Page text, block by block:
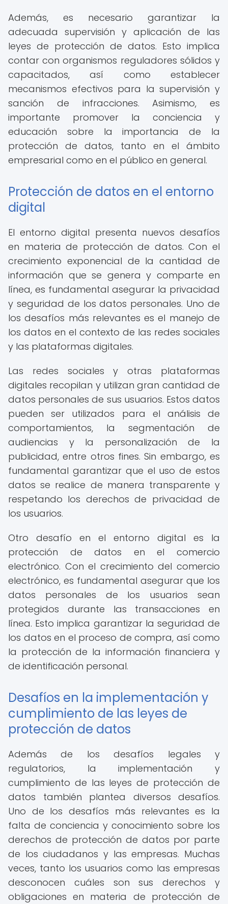
Además, es necesario garantizar la
adecuada supervisión y aplicación de las
leyes de protección de datos. Esto implica
contar con organismos reguladores sólidos y
capacitados, así como establecer
mecanismos efectivos para la supervisión y
sanción de infracciones. Asimismo, es
importante promover la conciencia y
educación sobre la importancia de la
protección de datos, tanto en el ámbito
empresarial como en el público en general.
Protección de datos en el entorno
digital
El entorno digital presenta nuevos desafíos
en materia de protección de datos. Con el
crecimiento exponencial de la cantidad de
información que se genera y comparte en
línea, es fundamental asegurar la privacidad
y seguridad de los datos personales. Uno de
los desafíos más relevantes es el manejo de
los datos en el contexto de las redes sociales
y las plataformas digitales.
Las redes sociales y otras plataformas
digitales recopilan y utilizan gran cantidad de
datos personales de sus usuarios. Estos datos
pueden ser utilizados para el análisis de
comportamientos, la segmentación de
audiencias y la personalización de la
publicidad, entre otros fines. Sin embargo, es
fundamental garantizar que el uso de estos
datos se realice de manera transparente y
respetando los derechos de privacidad de
los usuarios.
Otro desafío en el entorno digital es la
protección de datos en el comercio
electrónico. Con el crecimiento del comercio
electrónico, es fundamental asegurar que los
datos personales de los usuarios sean
protegidos durante las transacciones en
línea. Esto implica garantizar la seguridad de
los datos en el proceso de compra, así como
la protección de la información financiera y
de identificación personal.
Desafíos en la implementación y
cumplimiento de las leyes de
protección de datos
Además de los desafíos legales y
regulatorios, la implementación y
cumplimiento de las leyes de protección de
datos también plantea diversos desafíos.
Uno de los desafíos más relevantes es la
falta de conciencia y conocimiento sobre los
derechos de protección de datos por parte
de los ciudadanos y las empresas. Muchas
veces, tanto los usuarios como las empresas
desconocen cuáles son sus derechos y
obligaciones en materia de protección de